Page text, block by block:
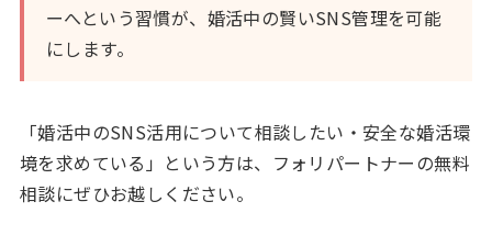
ーへという習慣が、婚活中の賢いSNS管理を可能
にします。
「婚活中のSNS活用について相談したい・安全な婚活環
境を求めている」という方は、フォリパートナーの無料
相談にぜひお越しください。